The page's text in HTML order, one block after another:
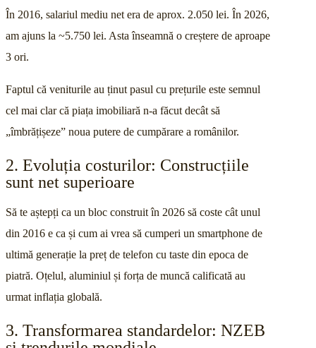
În 2016, salariul mediu net era de aprox. 2.050 lei. În 2026,
am ajuns la ~5.750 lei. Asta înseamnă o creștere de aproape
3 ori.
Faptul că veniturile au ținut pasul cu prețurile este semnul
cel mai clar că piața imobiliară n-a făcut decât să
„îmbrățișeze” noua putere de cumpărare a românilor.
2. Evoluția costurilor: Construcțiile
sunt net superioare
Să te aștepți ca un bloc construit în 2026 să coste cât unul
din 2016 e ca și cum ai vrea să cumperi un smartphone de
ultimă generație la preț de telefon cu taste din epoca de
piatră. Oțelul, aluminiul și forța de muncă calificată au
urmat inflația globală.
3. Transformarea standardelor: NZEB